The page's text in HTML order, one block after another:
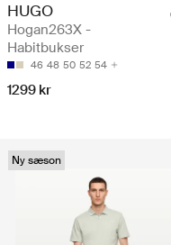
HUGO
Hogan263X -
Habitbukser
46 48 50 52 54
1299 kr
Ny sæson